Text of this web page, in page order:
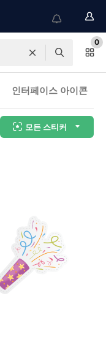
0
인터페이스 아이콘
모든 스티커